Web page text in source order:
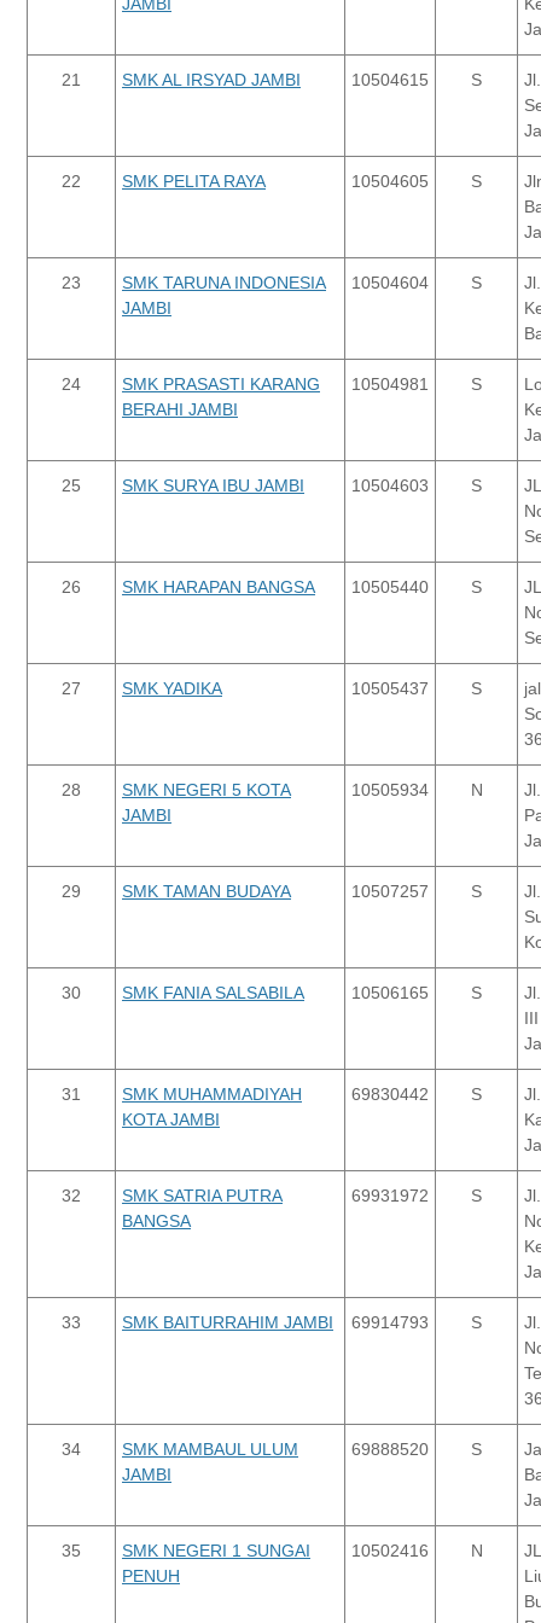
JAMBI
21 SMK AL IRSYAD JAMBI 10504615 S
22 SMK PELITA RAYA 10504605 S
23
SMK TARUNA INDONESIA
JAMBI
10504604 S
24
SMK PRASASTI KARANG
BERAHI JAMBI
10504981 S
25 SMK SURYA IBU JAMBI 10504603 S
26 SMK HARAPAN BANGSA 10505440 S
27 SMK YADIKA 10505437 S
28
SMK NEGERI 5 KOTA
JAMBI
10505934 N
29 SMK TAMAN BUDAYA 10507257 S
30 SMK FANIA SALSABILA 10506165 S
31
SMK MUHAMMADIYAH
KOTA JAMBI
69830442 S
32
SMK SATRIA PUTRA
BANGSA
69931972 S
33 SMK BAITURRAHIM JAMBI 69914793 S
34
SMK MAMBAUL ULUM
JAMBI
69888520 S
35
SMK NEGERI 1 SUNGAI
PENUH
10502416 N